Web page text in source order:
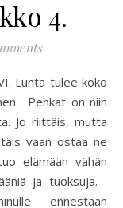
4.
Penkat on niin
Jo riittäis, mutta
vaan ostaa ne
elämään vähän
ja tuoksuja.
ennestään